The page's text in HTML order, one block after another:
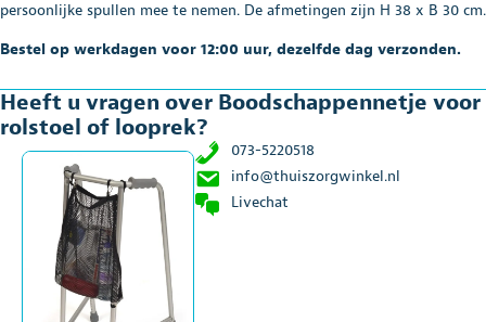
persoonlijke spullen mee te nemen. De afmetingen zijn H 38 x B 30 cm.
Bestel op werkdagen voor 12:00 uur, dezelfde dag verzonden.
Heeft u vragen over Boodschappennetje voor
rolstoel of looprek?
073-5220518
info@thuiszorgwinkel.nl
Livechat